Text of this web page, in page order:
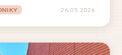
Vltavy. Tento koncept
26. 05. 2026